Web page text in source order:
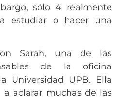
sólo 4 realmente
estudiar o hacer una
Sarah, una de las
de la oficina
Universidad UPB. Ella
aclarar muchas de las